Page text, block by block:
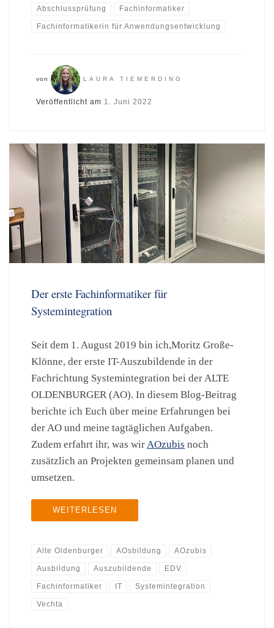
Abschlussprüfung Fachinformatiker
Fachinformatikerin für Anwendungsentwicklung
von LAURA TIEMERDING
Veröffentlicht am 1. Juni 2022
Der erste Fachinformatiker für
Systemintegration
Seit dem 1. August 2019 bin ich,Moritz Große-
Klönne, der erste IT-Auszubildende in der
Fachrichtung Systemintegration bei der ALTE
OLDENBURGER (AO). In diesem Blog-Beitrag
berichte ich Euch über meine Erfahrungen bei
der AO und meine tagtäglichen Aufgaben.
Zudem erfahrt ihr, was wir AOzubis noch
zusätzlich an Projekten gemeinsam planen und
umsetzen.
WEITERLESEN
Alte Oldenburger AOsbildung AOzubis
Ausbildung Auszubildende EDV
Fachinformatiker IT Systemintegration
Vechta